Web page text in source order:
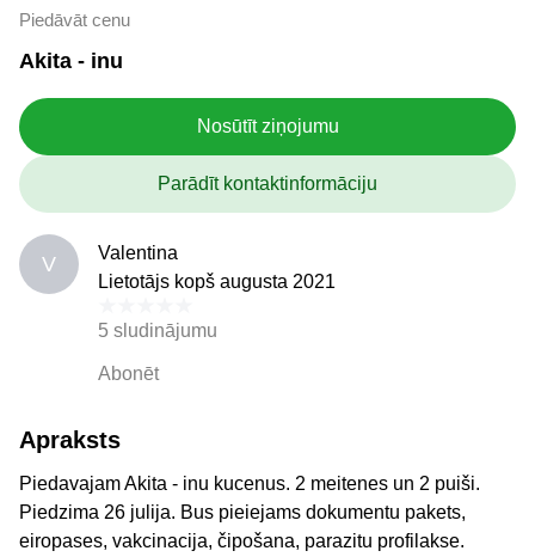
Piedāvāt cenu
Akita - inu
Nosūtīt ziņojumu
Parādīt kontaktinformāciju
V
Valentina
Lietotājs kopš augusta 2021
5 sludinājumu
Abonēt
Apraksts
Piedavajam Akita - inu kucenus. 2 meitenes un 2 puiši.
Piedzima 26 julija. Bus pieiejams dokumentu pakets,
eiropases, vakcinacija, čipošana, parazitu profilakse.